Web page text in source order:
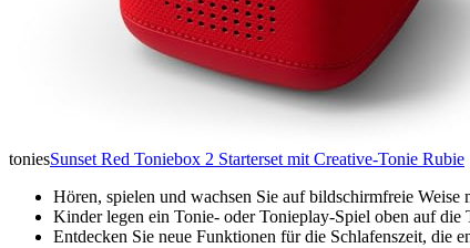
toniesSunset Red Toniebox 2 Starterset mit Creative-Tonie Rubie
Hören, spielen und wachsen Sie auf bildschirmfreie
Kinder legen ein Tonie- oder Tonieplay-Spiel oben auf
Entdecken Sie neue Funktionen für die Schlafenszeit,